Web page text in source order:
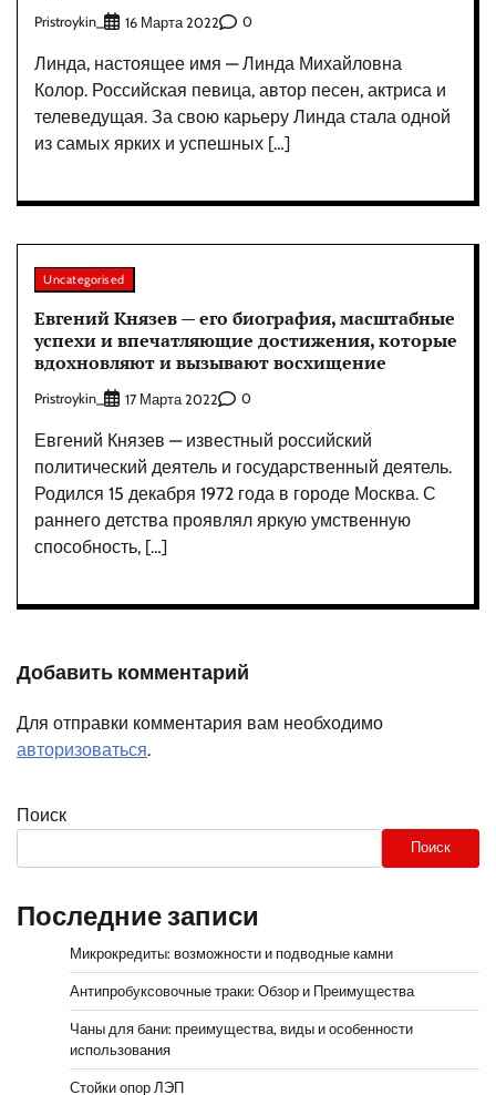
Pristroykin_ 16 Марта 2022 0
Линда, настоящее имя — Линда Михайловна
Колор. Российская певица, автор песен, актриса и
телеведущая. За свою карьеру Линда стала одной
из самых ярких и успешных […]
Uncategorised
Евгений Князев — его биография, масштабные
успехи и впечатляющие достижения, которые
вдохновляют и вызывают восхищение
Pristroykin_ 17 Марта 2022 0
Евгений Князев — известный российский
политический деятель и государственный деятель.
Родился 15 декабря 1972 года в городе Москва. С
раннего детства проявлял яркую умственную
способность, […]
Добавить комментарий
Для отправки комментария вам необходимо
авторизоваться.
Поиск
Поиск
Последние записи
Микрокредиты: возможности и подводные камни
Антипробуксовочные траки: Обзор и Преимущества
Чаны для бани: преимущества, виды и особенности
использования
Стойки опор ЛЭП